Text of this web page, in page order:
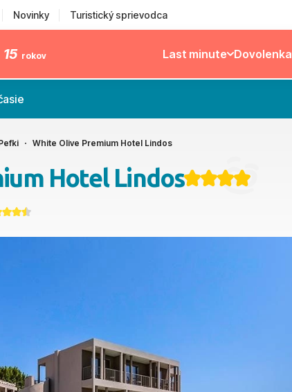
Novinky Turistický sprievodca
15 rokov Last minute Dovolenka
White Olive Premium Hotel Lindos
Hotel Lindos